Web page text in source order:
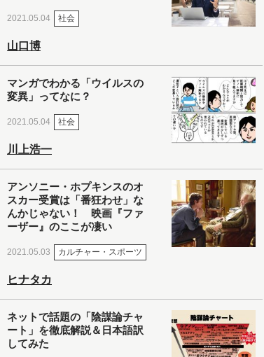
2021.05.04 社会
山口博
マンガでわかる「ウイルスの
変異」ってなに？
2021.05.04 社会
川上浩一
アンソニー・ホプキンスのオ
スカー受賞は「番狂わせ」な
んかじゃない！ 映画『ファ
ーザー』のここが凄い
2021.05.03 カルチャー・スポーツ
ヒナタカ
ネットで話題の「陰謀論チャ
ート」を徹底解説＆日本語訳
してみた